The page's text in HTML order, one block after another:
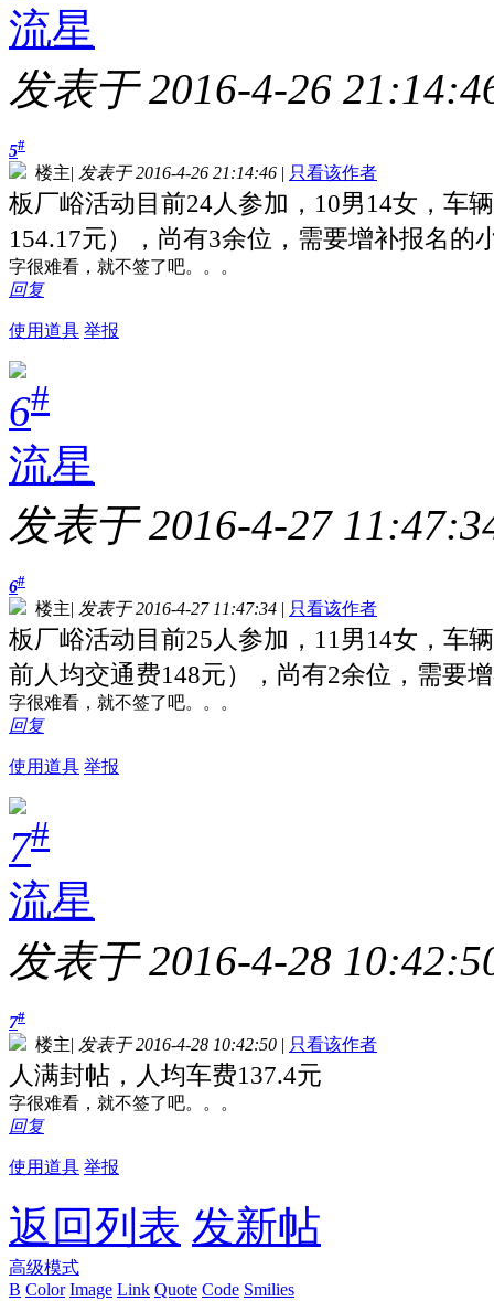
流星
发表于 2016-4-26
5#
楼主| 发表于 2016-4-26 21:14:46 | 只看该作者
板厂峪活动目前24人参加，10男14女，车
154.17元），尚有3余位，需要增补报名的
字很难看，就不签了吧。。。
回复
使用道具 举报
6#
流星
发表于 2016-4-27
6#
楼主| 发表于 2016-4-27 11:47:34 | 只看该作者
板厂峪活动目前25人参加，11男14女，车
前人均交通费148元），尚有2余位，需要
字很难看，就不签了吧。。。
回复
使用道具 举报
7#
流星
发表于 2016-4-28
7#
楼主| 发表于 2016-4-28 10:42:50 | 只看该作者
人满封帖，人均车费137.4元
字很难看，就不签了吧。。。
回复
使用道具 举报
返回列表 发新帖
高级模式
B Color Image Link Quote Code Smilies